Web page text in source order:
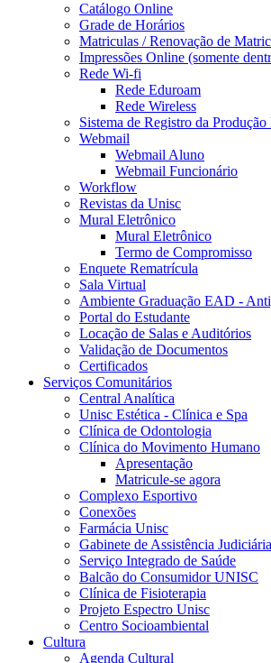
Catálogo Online
Grade de Horários
Matriculas / Renovação de
Impressões Online (somente
Rede Wi-fi
Rede Eduroam
Rede Wireless
Sistema de Registro da
Webmail
Webmail Aluno
Webmail Funcionário
Workflow
Revistas da Unisc
Mural Eletrônico
Mural Eletrônico
Termo de Compromisso
Enquete Rematrícula
Sala Virtual
Ambiente Graduação EAD -
Portal do Estudante
Locação de Salas e Auditórios
Validação de Documentos
Certificados
Serviços Comunitários
Central Analítica
Unisc Estética - Clínica e Spa
Clínica de Odontologia
Clínica do Movimento Humano
Apresentação
Matricule-se agora
Complexo Esportivo
Conexões
Farmácia Unisc
Gabinete de Assistência Judiciária
Serviço Integrado de Saúde
Balcão do Consumidor UNISC
Clínica de Fisioterapia
Projeto Espectro Unisc
Centro Socioambiental
Cultura
Agenda Cultural